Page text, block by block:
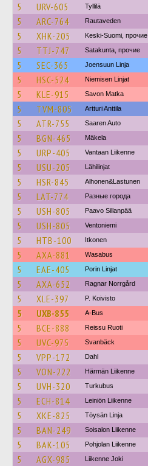
5 URV-605 Tyllilä
5 ARC-764 Rautaveden
5 XHK-205 Keski-Suomi, прочие
5 TTJ-747 Satakunta, прочие
5 SEC-365 Joensuun Linja
5 HSC-524 Niemisen Linjat
5 KLE-915 Savon Matka
5 TVM-805 Artturi Anttila
5 ATR-755 Saaren Auto
5 BGN-465 Mäkela
5 URP-405 Vantaan Liikenne
5 USU-205 Lähilinjat
5 HSR-845 Alhonen&Lastunen
5 LAT-774 Разные города
5 USH-805 Paavo Sillanpää
5 USH-805 Ventoniemi
5 HTB-100 Itkonen
5 AXA-881 Wasabus
5 EAE-405 Porin Linjat
5 AXA-652 Ragnar Norrgård
5 XLE-397 P. Koivisto
5 UXB-855 A-Bus
5 BCE-888 Reissu Ruoti
5 UVC-975 Svanbäck
5 VPP-172 Dahl
5 VON-222 Härmän Liikenne
5 UVH-320 Turkubus
5 ECH-814 Leiniön Liikenne
5 XKE-825 Töysän Linja
5 BAN-249 Soisalon Liikenne
5 BAK-105 Pohjolan Liikenne
5 AGX-985 Liikenne Joki